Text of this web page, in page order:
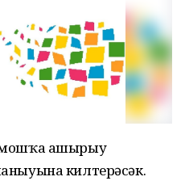
ашырыу
килтерәсәк.